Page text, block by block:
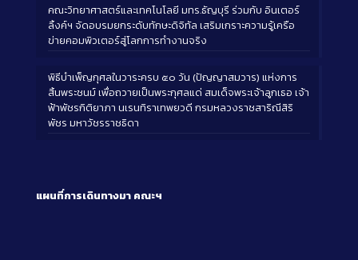
คณะวิทยาศาสตร์และเทคโนโลยี มทร.ธัญบุรี ร่วมกับ อินเตอร์
ลิ้งค์ฯ จัดอบรมยกระดับทักษะดิจิทัล เสริมเกราะความรู้เครือ
ข่ายคอมพิวเตอร์สู่โลกการทำงานจริง
พิธีบำเพ็ญกุศลในวาระครบ ๕๐ วัน (ปัญญาสมวาร) แห่งการ
สิ้นพระชนม์ เพื่อถวายเป็นพระกุศลแด่ สมเด็จพระเจ้าลูกเธอ เจ้า
ฟ้าพัชรกิติยาภา นเรนทิราเทพยวดี กรมหลวงราชสาริณีสิริ
พัชร มหาวัชรราชธิดา
แผนที่การเดินทางมา คณะฯ